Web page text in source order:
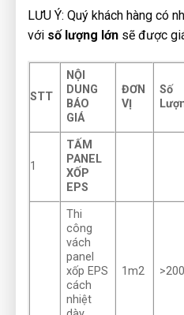
LƯU Ý: Quý khách hàng có
với số lượng lớn sẽ được
STT
NỘI
DUNG
BÁO
GIÁ
ĐƠN
VỊ
Số
1
TẤM
PANEL
XỐP
EPS
Thi
công
vách
panel
xốp EPS
cách
nhiệt
1m2 >200